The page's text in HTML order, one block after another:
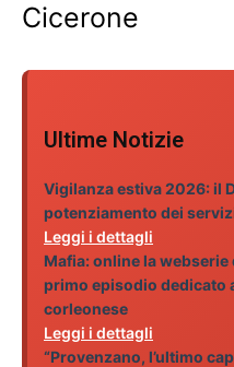
Cicerone
Ultime Notizie
Vigilanza estiva 2026: il
potenziamento dei
Leggi i dettagli
Mafia: online la webserie
primo episodio dedicato
corleonese
Leggi i dettagli
“Provenzano, l’ultimo